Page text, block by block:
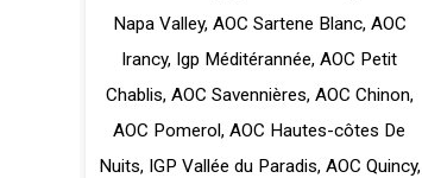
Napa Valley, AOC Sartene Blanc, AOC
Irancy, Igp Méditérannée,AOC Petit
Chablis, AOC Savennières, AOC Chinon,
AOC Pomerol,AOC Hautes-côtes De
Nuits, IGP Vallée du Paradis, AOC Quincy,